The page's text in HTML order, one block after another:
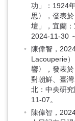
功」：1924
思〉，發表
壇」，宜蘭
2024-11-30
陳偉智，
Lacouperie
響〉，發表
對朝鮮、臺
北：中央研
11-07。
陳偉智，